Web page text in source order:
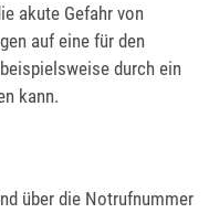
akute Gefahr von
auf eine für den
durch ein
kann.
über die Notrufnummer